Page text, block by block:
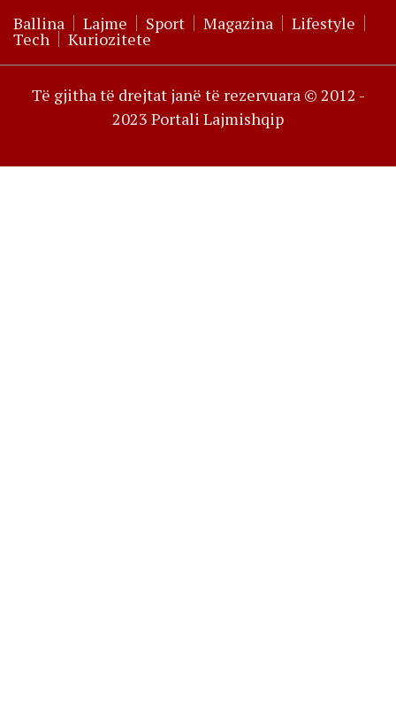
Ballina Lajme Sport Magazina Lifestyle
Tech Kuriozitete
Të gjitha të drejtat janë të rezervuara © 2012 -
2023 Portali Lajmishqip